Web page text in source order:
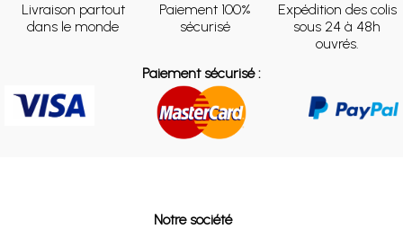
Livraison partout
dans le monde
Paiement 100%
sécurisé
Expédition des colis
sous 24 à 48h
ouvrés.
Paiement sécurisé :
Notre société